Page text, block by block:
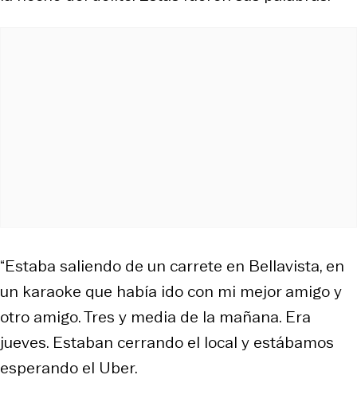
“Estaba saliendo de un carrete en Bellavista, en
un karaoke que había ido con mi mejor amigo y
otro amigo. Tres y media de la mañana. Era
jueves. Estaban cerrando el local y estábamos
esperando el Uber.